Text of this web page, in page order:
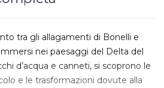
tra gli allagamenti di Bonelli e
nei paesaggi del Delta del
d’acqua e canneti, si scoprono le
e le trasformazioni dovute alla